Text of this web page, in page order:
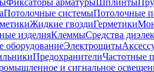
Фиксаторы арматурыШплинты
Потолочные системыПотолочные
Жидкие гвоздиГерметики
изделияКлеммыСредства
оборудованиеЭлектрощиты
ПредохранителиЧастотные
и сигнальное